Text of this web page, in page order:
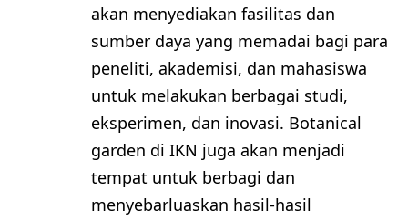
akan menyediakan fasilitas dan
sumber daya yang memadai bagi para
peneliti, akademisi, dan mahasiswa
untuk melakukan berbagai studi,
eksperimen, dan inovasi. Botanical
garden di IKN juga akan menjadi
tempat untuk berbagi dan
menyebarluaskan hasil-hasil